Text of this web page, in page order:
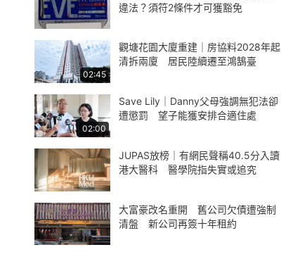
違法？須符2條件才可獲豁免
02:45
觀塘花園大廈重建｜房協料2028年起
清拆兩廈 居民陸續遷至鴻鵠臺
02:00
Save Lily｜Danny父母強調無犯法卻
遭懲罰 望子能獲安排合適住處
JUPAS放榜｜有網民聲稱40.5分入讀
港大醫科 醫學院指失實或追究
大富豪改名重開 舊公司欠債遭強制
清盤 新公司再簽十年租約